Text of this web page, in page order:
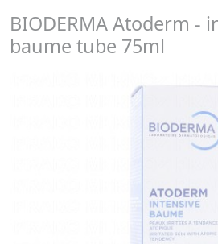
BIODERMA Atoderm -
baume tube 75ml